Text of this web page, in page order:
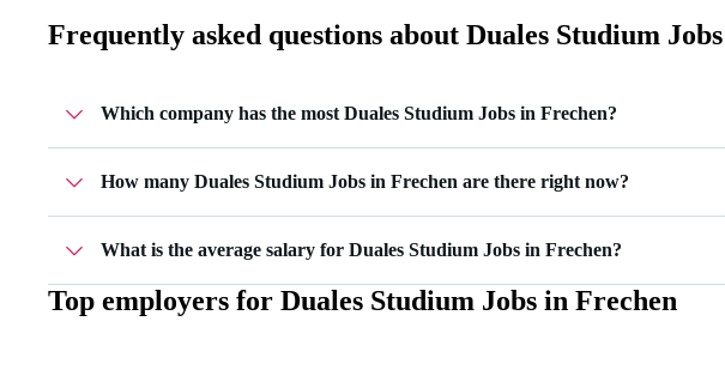
Frequently asked questions about Duales Studium
Which company has the most Duales Studium Jobs in Frechen?
How many Duales Studium Jobs in Frechen are there right now?
What is the average salary for Duales Studium Jobs in Frechen?
The average salary for Duales Studium Jobs in Frechen is 1.800 €.
Top employers for Duales Studium Jobs in Frechen